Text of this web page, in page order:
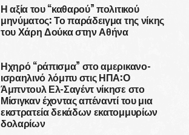
Η αξία του “καθαρού” πολιτικού
μηνύματος: Το παράδειγμα της νίκης
του Χάρη Δούκα στην Αθήνα
Ηχηρό “ράπισμα” στο αμερικανο-
ισραηλινό λόμπυ στις ΗΠΑ:Ο
Άμπντουλ Ελ-Σαγέντ νίκησε στο
Μίσιγκαν έχοντας απέναντί του μια
εκστρατεία δεκάδων εκατομμυρίων
δολαρίων